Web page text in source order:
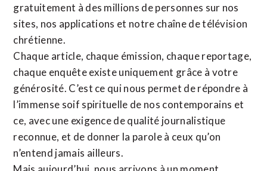
gratuitement à des millions de personnes sur nos
sites, nos applications et notre chaîne de télévision
chrétienne.
Chaque article, chaque émission, chaque reportage,
chaque enquête existe uniquement grâce à votre
générosité. C’est ce qui nous permet de répondre à
l’immense soif spirituelle de nos contemporains et
ce, avec une exigence de qualité journalistique
reconnue, et de donner la parole à ceux qu’on
n’entend jamais ailleurs.